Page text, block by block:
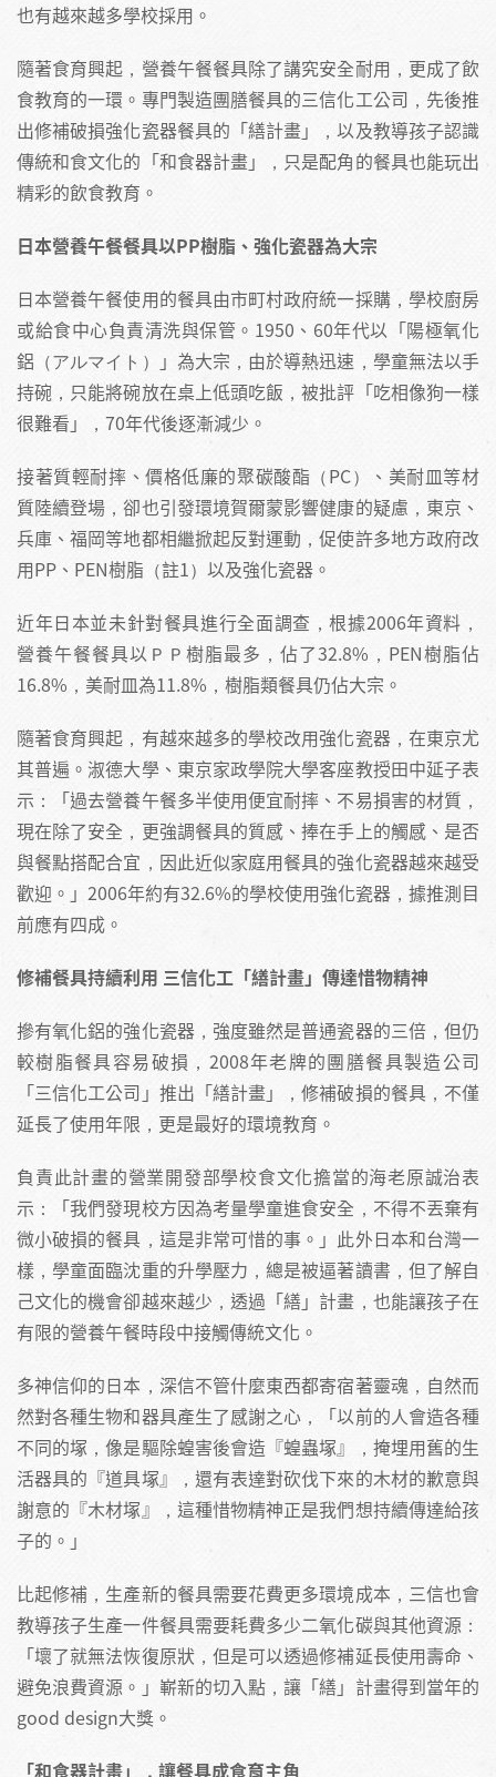
也有越來越多學校採用。
隨著食育興起，營養午餐餐具除了講究安全耐用，更成了飲
食教育的一環。專門製造團膳餐具的三信化工公司，先後推
出修補破損強化瓷器餐具的「繕計畫」，以及教導孩子認識
傳統和食文化的「和食器計畫」，只是配角的餐具也能玩出
精彩的飲食教育。
日本營養午餐餐具以PP樹脂、強化瓷器為大宗
日本營養午餐使用的餐具由市町村政府統一採購，學校廚房
或給食中心負責清洗與保管。1950、60年代以「陽極氧化
鋁（アルマイト）」為大宗，由於導熱迅速，學童無法以手
持碗，只能將碗放在桌上低頭吃飯，被批評「吃相像狗一樣
很難看」，70年代後逐漸減少。
接著質輕耐摔、價格低廉的聚碳酸酯（PC）、美耐皿等材
質陸續登場，卻也引發環境賀爾蒙影響健康的疑慮，東京、
兵庫、福岡等地都相繼掀起反對運動，促使許多地方政府改
用PP、PEN樹脂（註1）以及強化瓷器。
近年日本並未針對餐具進行全面調查，根據2006年資料，
營養午餐餐具以ＰＰ樹脂最多，佔了32.8%，PEN樹脂佔
16.8%，美耐皿為11.8%，樹脂類餐具仍佔大宗。
隨著食育興起，有越來越多的學校改用強化瓷器，在東京尤
其普遍。淑德大學、東京家政學院大學客座教授田中延子表
示：「過去營養午餐多半使用便宜耐摔、不易損害的材質，
現在除了安全，更強調餐具的質感、捧在手上的觸感、是否
與餐點搭配合宜，因此近似家庭用餐具的強化瓷器越來越受
歡迎。」2006年約有32.6%的學校使用強化瓷器，據推測目
前應有四成。
修補餐具持續利用 三信化工「繕計畫」傳達惜物精神
摻有氧化鋁的強化瓷器，強度雖然是普通瓷器的三倍，但仍
較樹脂餐具容易破損，2008年老牌的團膳餐具製造公司
「三信化工公司」推出「繕計畫」，修補破損的餐具，不僅
延長了使用年限，更是最好的環境教育。
負責此計畫的營業開發部學校食文化擔當的海老原誠治表
示：「我們發現校方因為考量學童進食安全，不得不丟棄有
微小破損的餐具，這是非常可惜的事。」此外日本和台灣一
樣，學童面臨沈重的升學壓力，總是被逼著讀書，但了解自
己文化的機會卻越來越少，透過「繕」計畫，也能讓孩子在
有限的營養午餐時段中接觸傳統文化。
多神信仰的日本，深信不管什麼東西都寄宿著靈魂，自然而
然對各種生物和器具產生了感謝之心，「以前的人會造各種
不同的塚，像是驅除蝗害後會造『蝗蟲塚』，掩埋用舊的生
活器具的『道具塚』，還有表達對砍伐下來的木材的歉意與
謝意的『木材塚』，這種惜物精神正是我們想持續傳達給孩
子的。」
比起修補，生產新的餐具需要花費更多環境成本，三信也會
教導孩子生產一件餐具需要耗費多少二氧化碳與其他資源：
「壞了就無法恢復原狀，但是可以透過修補延長使用壽命、
避免浪費資源。」嶄新的切入點，讓「繕」計畫得到當年的
good design大獎。
「和食器計畫」，讓餐具成食育主角